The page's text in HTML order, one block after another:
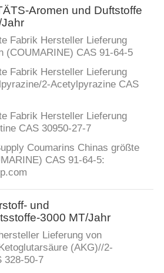
Aromen und Duftstoffe
Fabrik Hersteller Lieferung
(COUMARINE) CAS 91-64-5
Fabrik Hersteller Lieferung
2-Acetylpyrazine CAS
Fabrik Hersteller Lieferung
CAS 30950-27-7
Coumarins Chinas größte
CAS 91-64-5:
und
3000 MT/Jahr
Lieferung von
(AKG)//2-
328-50-7